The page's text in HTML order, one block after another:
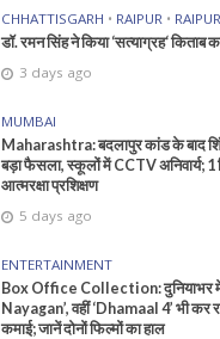
CHHATTISGARH • RAIPUR •
डॉ. रमन सिंह ने किया ‘सत्याग्रह‘ किताब
3 days ago
MUMBAI
Maharashtra: बदलापुर कांड के बाद
बड़ा फैसला, स्कूलों में CCTV अनिवार्य; 1
आत्मरक्षा प्रशिक्षण
5 days ago
ENTERTAINMENT
Box Office Collection: दुनियाभर में
Nayagan’, वहीं ‘Dhamaal 4’ भी कर
कमाई; जानें दोनों फिल्मों का हाल